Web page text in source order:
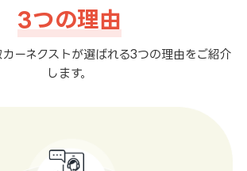
3つの理由
ーネクストが選ばれる3つの理由をご紹介
します。